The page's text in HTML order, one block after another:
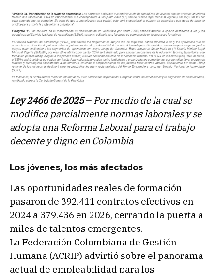
Ley 2466 de 2025– Por medio de la cual se
modifica parcialmente normas laborales y se
adopta una Reforma Laboral para el trabajo
decente y digno en Colombia
Los jóvenes, los más afectados
Las oportunidades reales de formación
pasaron de 392.411 contratos efectivos en
2024 a 379.436 en 2026, cerrando la puerta a
miles de talentos emergentes.
La Federación Colombiana de Gestión
Humana (ACRIP) advirtió sobre el panorama
actual de empleabilidad para los